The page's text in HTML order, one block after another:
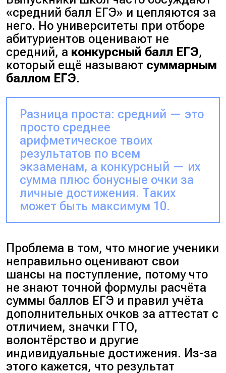
«средний балл ЕГЭ» и цепляются за
него. Но университеты при отборе
абитуриентов оценивают не
средний, а конкурсный балл ЕГЭ,
который ещё называют суммарным
баллом ЕГЭ.
Разница проста: средний — это
просто среднее
арифметическое твоих
результатов по всем
экзаменам, а конкурсный — их
сумма плюс бонусные очки за
личные достижения. Таких
может быть максимум 10.
Проблема в том, что многие ученики
неправильно оценивают свои
шансы на поступление, потому что
не знают точной формулы расчёта
суммы баллов ЕГЭ и правил учёта
дополнительных очков за аттестат с
отличием, значки ГТО,
волонтёрство и другие
индивидуальные достижения. Из-за
этого кажется, что результат